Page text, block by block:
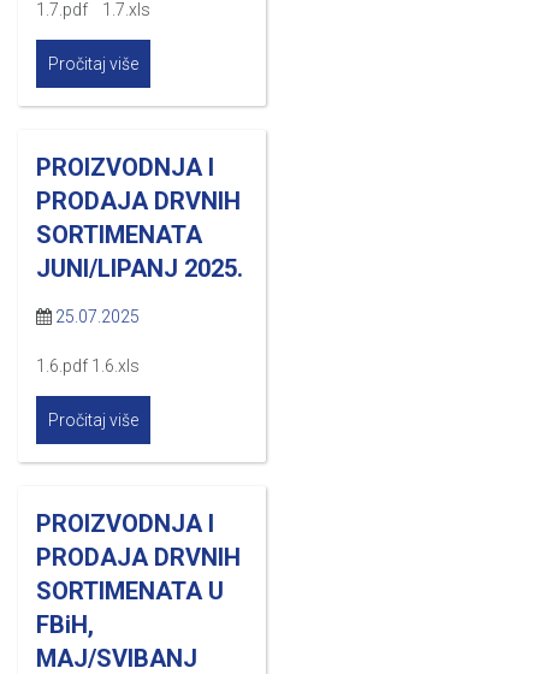
1.7.pdf 1.7.xls
Pročitaj više
PROIZVODNJA I
PRODAJA DRVNIH
SORTIMENATA
JUNI/LIPANJ 2025.
25.07.2025
1.6.pdf 1.6.xls
Pročitaj više
PROIZVODNJA I
PRODAJA DRVNIH
SORTIMENATA U
FBiH,
MAJ/SVIBANJ